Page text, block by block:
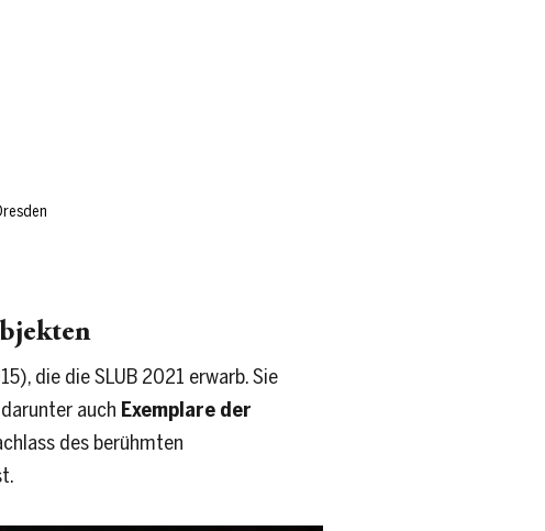
die die SLUB 2021 erwarb. Sie
auch Exemplare der
des berühmten